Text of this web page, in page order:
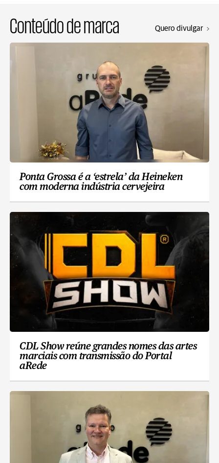
Conteúdo de marca Quero divulgar
Ponta Grossa é a ‘estrela’ da Heineken
com moderna indústria cervejeira
CDL Show reúne grandes nomes das artes
marciais com transmissão do Portal
aRede